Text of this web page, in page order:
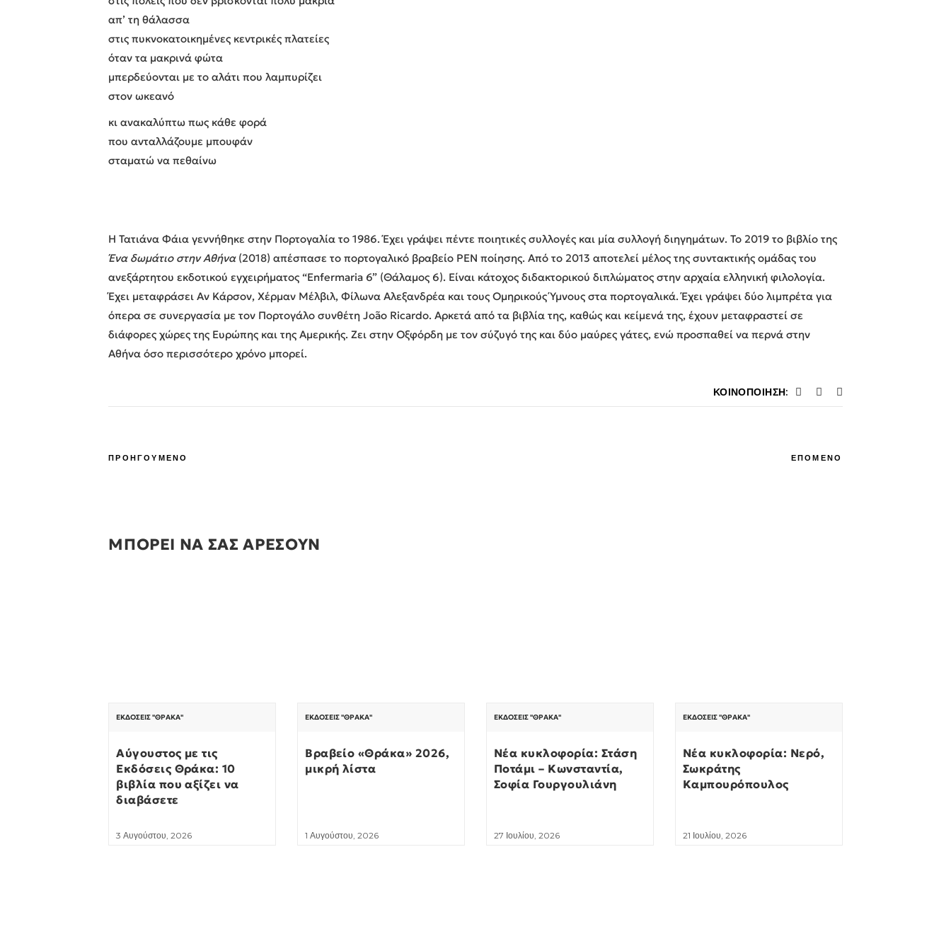
απ’ τη θάλασσα
στις πυκνοκατοικημένες κεντρικές πλατείες
όταν τα μακρινά φώτα
μπερδεύονται με το αλάτι που λαμπυρίζει
στον ωκεανό
κι ανακαλύπτω πως κάθε φορά
που ανταλλάζουμε μπουφάν
σταματώ να πεθαίνω
Η Τατιάνα Φάια γεννήθηκε στην Πορτογαλία το 1986. Έχει γράψει πέντε ποιητικές συλλογές και μία συλλογή διηγημάτων. Το 2019 το βιβλίο της
Ένα δωμάτιο στην Αθήνα(2018) απέσπασε το πορτογαλικό βραβείο PEN ποίησης. Από το 2013 αποτελεί μέλος της συντακτικής ομάδας του
ανεξάρτητου εκδοτικού εγχειρήματος “Enfermaria 6” (Θάλαμος 6). Είναι κάτοχος διδακτορικού διπλώματος στην αρχαία ελληνική φιλολογία.
Έχει μεταφράσει Αν Κάρσον, Χέρμαν Μέλβιλ, Φίλωνα Αλεξανδρέα και τους Ομηρικούς Ύμνους στα πορτογαλικά. Έχει γράψει δύο λιμπρέτα για
όπερα σε συνεργασία με τον Πορτογάλο συνθέτη João Ricardο. Αρκετά από τα βιβλία της, καθώς και κείμενά της, έχουν μεταφραστεί σε
διάφορες χώρες της Ευρώπης και της Αμερικής. Ζει στην Οξφόρδη με τον σύζυγό της και δύο μαύρες γάτες, ενώ προσπαθεί να περνά στην
Αθήνα όσο περισσότερο χρόνο μπορεί.
ΚΟΙΝΟΠΟΊΗΣΗ:
ΠΡΟΗΓΟΥΜΕΝΟ ΕΠΟΜΕΝΟ
ΜΠΟΡΕΙ ΝΑ ΣΑΣ ΑΡΕΣΟΥΝ
ΕΚΔΌΣΕΙΣ "ΘΡΆΚΑ"
Αύγουστος με τις
Εκδόσεις Θράκα: 10
βιβλία που αξίζει να
διαβάσετε
3 Αυγούστου, 2026
ΕΚΔΌΣΕΙΣ "ΘΡΆΚΑ"
Βραβείο «Θράκα» 2026,
μικρή λίστα
1 Αυγούστου, 2026
ΕΚΔΌΣΕΙΣ "ΘΡΆΚΑ"
Νέα κυκλοφορία: Στάση
Ποτάμι – Κωνσταντία,
Σοφία Γουργουλιάνη
27 Ιουλίου, 2026
ΕΚΔΌΣΕΙΣ "ΘΡΆΚΑ"
Νέα κυκλοφορία: Νερό,
Σωκράτης
Καμπουρόπουλος
21 Ιουλίου, 2026